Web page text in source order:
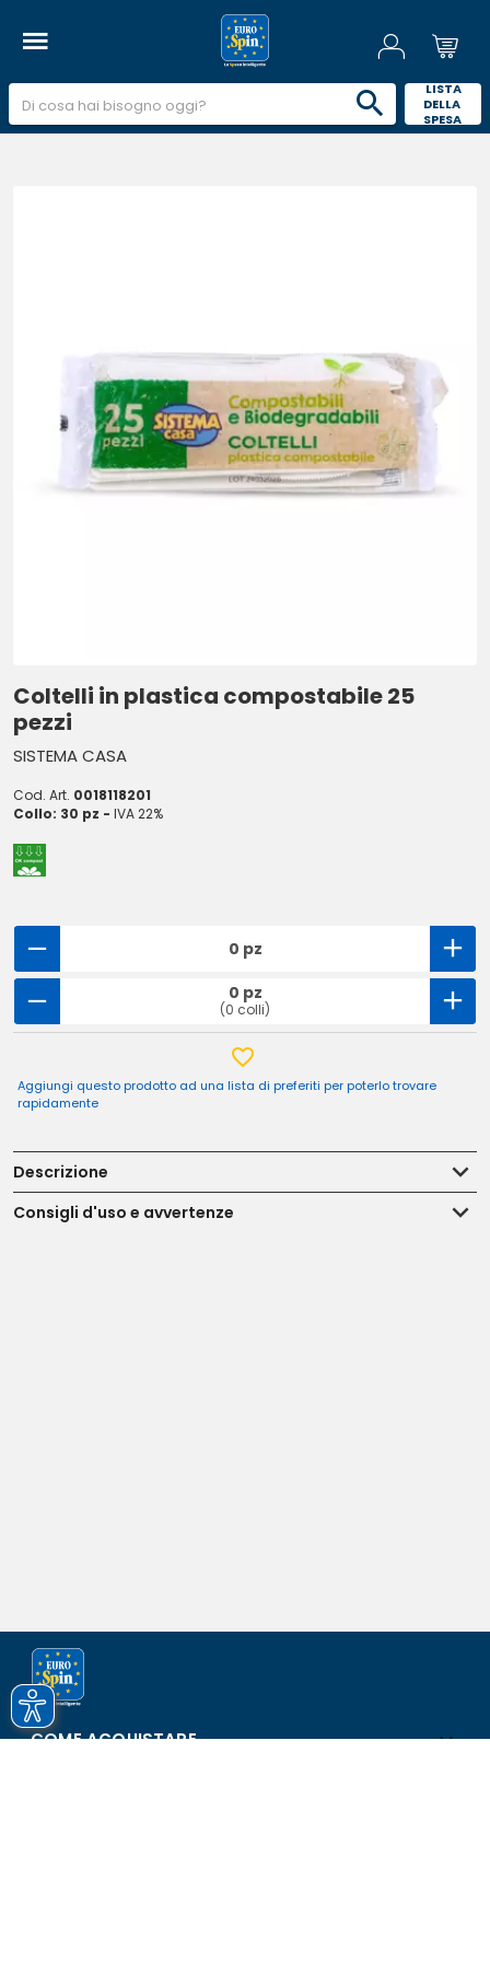
LISTA
DELLA
SPESA
Coltelli in plastica compostabile 25
pezzi
SISTEMA CASA
Cod. Art. 0018118201
Collo: 30 pz - IVA 22%
0 pz
0 pz
(0 colli)
Aggiungi questo prodotto ad una lista di preferiti per poterlo trovare
rapidamente
Descrizione
Consigli d'uso e avvertenze
COME ACQUISTARE